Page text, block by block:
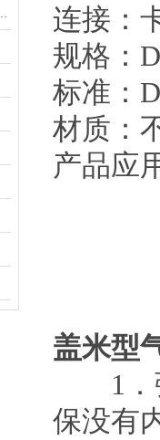
连接：
规格：
标准：
材质：
产品应
盖米型
1．弹
保没有